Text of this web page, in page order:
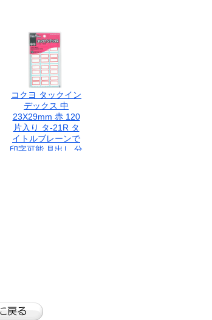
コクヨ タックイン
デックス 中
23X29mm 赤 120
片入り タ-21R タ
イトルブレーンで
印字可能 見出し 分